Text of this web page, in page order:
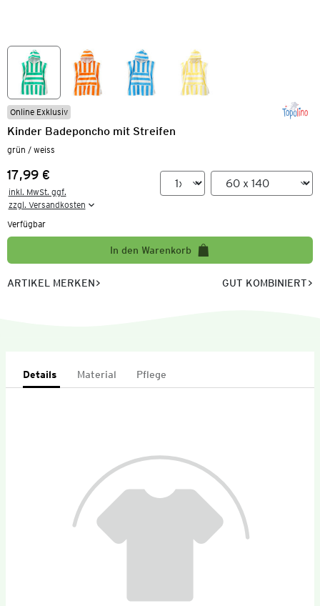
Online Exklusiv
Kinder Badeponcho mit Streifen
grün / weiss
Preis:
17,99 €
inkl. MwSt. ggf.
zzgl. Versandkosten
Verfügbar
In den Warenkorb
ARTIKEL MERKEN GUT KOMBINIERT
Details Material Pflege